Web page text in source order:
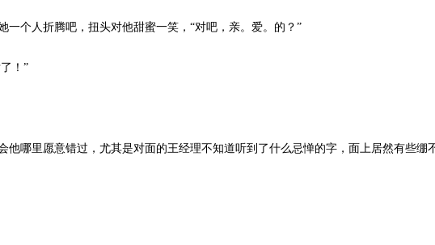
个人折腾吧，扭头对他甜蜜一笑，“对吧，亲。爱。的？”
！”
哪里愿意错过，尤其是对面的王经理不知道听到了什么忌惮的字，面上居然有些绷